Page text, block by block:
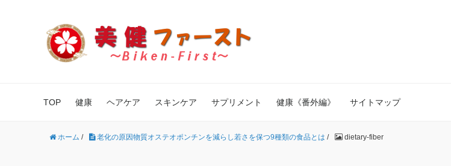
TOP 健康 ヘアケア スキンケア サプリメント 健康《番外編》 サイトマップ
ホーム / 老化の原因物質オステオポンチンを減らし若さを保つ9種類の食品とは / dietary-fiber